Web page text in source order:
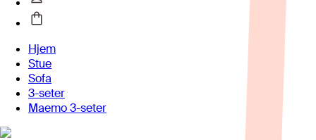
Hjem
Stue
Sofa
3-seter
Maemo 3-seter